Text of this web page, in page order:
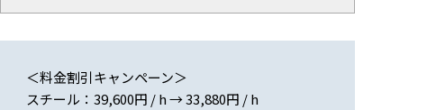
掲載のお問い合わせ
プライバシーポリシー
＜料金割引キャンペーン＞
スチール：39,600円 / h → 33,880円 / h